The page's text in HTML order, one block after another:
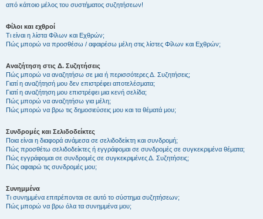
από κάποιο μέλος του συστήματος συζητήσεων!
Φίλοι και εχθροί
Τι είναι η λίστα Φίλων και Εχθρών;
Πώς μπορώ να προσθέσω / αφαιρέσω μέλη στις λίστες Φίλων και Εχθρών;
Αναζήτηση στις Δ. Συζητήσεις
Πώς μπορώ να αναζητήσω σε μια ή περισσότερες Δ. Συζητήσεις;
Γιατί η αναζήτησή μου δεν επιστρέφει αποτελέσματα;
Γιατί η αναζήτηση μου επιστρέφει μια κενή σελίδα;
Πώς μπορώ να αναζητήσω για μέλη;
Πώς μπορώ να βρω τις δημοσιεύσεις μου και τα θέματά μου;
Συνδρομές και Σελιδοδείκτες
Ποια είναι η διαφορά ανάμεσα σε σελιδοδείκτη και συνδρομή;
Πώς προσθέτω σελιδοδείκτες ή εγγράφομαι σε συνδρομές σε συγκεκριμένα θέματα;
Πώς εγγράφομαι σε συνδρομές σε συγκεκριμένες Δ. Συζητήσεις;
Πώς αφαιρώ τις συνδρομές μου;
Συνημμένα
Τι συνημμένα επιτρέπονται σε αυτό το σύστημα συζητήσεων;
Πώς μπορώ να βρω όλα τα συνημμένα μου;